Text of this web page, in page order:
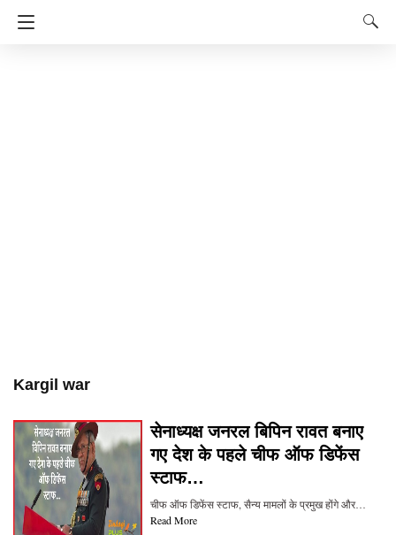
Kargil war
सेनाध्यक्ष जनरल बिपिन रावत बनाए
गए देश के पहले चीफ ऑफ डिफेंस
स्टाफ…
चीफ ऑफ डिफेंस स्टाफ, सैन्य मामलों के प्रमुख होंगे और…
Read More